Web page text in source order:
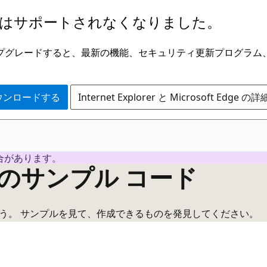
サポートされなくなりました。
レードすると、最新の機能、セキュリティ更新プログラム
ロードする Internet Explorer と Microsoft Edge の詳
あります。
サンプル コード
サンプルを見て、作成できるものを発見してください。